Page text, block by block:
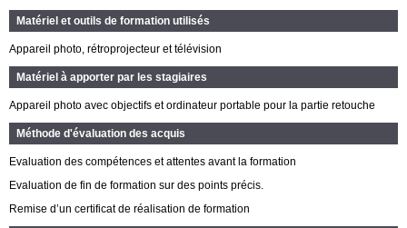
Matériel et outils de formation utilisés
Appareil photo , rétroprojecteur et télévision
Matériel à apporter par les stagiaires
Appareil photo avec objectifs et ordinateur portable pour la partie retouche
Méthode d'évaluation des acquis
Evaluation des compétences et attentes avant la formation
Evaluation de fin de formation sur des points précis.
Remise d’un certificat de réalisation de formation